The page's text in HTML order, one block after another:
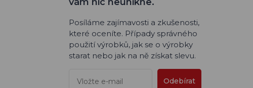
Posíláme zajímavosti a zkušenosti,
které oceníte. Případy správného
použití výrobků, jak se o výrobky
starat nebo jak na ně získat slevu.
Odebírat